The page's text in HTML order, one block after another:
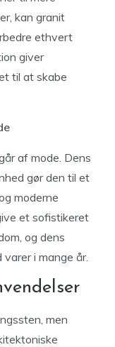
kan granit
ethvert
giver
til at skabe
af mode. Dens
gør den til et
moderne
et sofistikeret
og dens
i mange år.
men